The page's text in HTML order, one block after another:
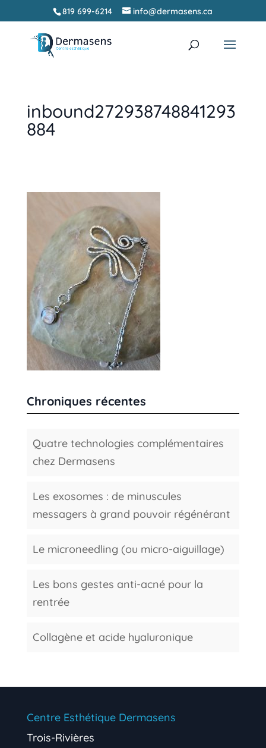
819 699-6214 info@dermasens.ca
inbound272938748841293
884
Chroniques récentes
Quatre technologies complémentaires
chez Dermasens
Les exosomes : de minuscules
messagers à grand pouvoir régénérant
Le microneedling (ou micro-aiguillage)
Les bons gestes anti-acné pour la
rentrée
Collagène et acide hyaluronique
Centre Esthétique Dermasens
Trois-Rivières